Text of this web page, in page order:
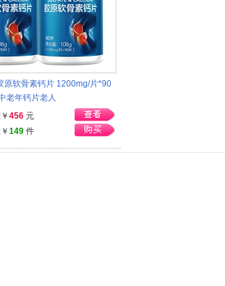
原软骨素钙片 1200mg/片*90
老年钙片老人
456 元
149 件